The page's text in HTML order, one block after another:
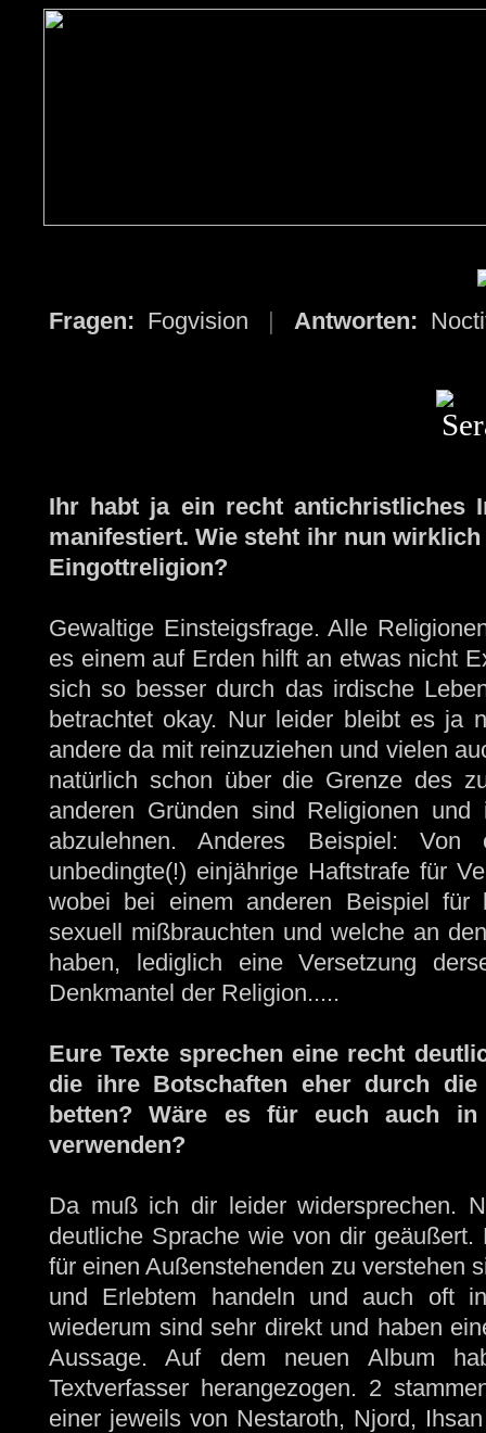
Fragen: Fogvision | Antworten:
Ihr habt ja ein recht antichristliches
manifestiert. Wie steht ihr nun
Eingottreligion?
Gewaltige Einsteigsfrage. Alle
es einem auf Erden hilft an etwas nicht
sich so besser durch das irdische
betrachtet okay. Nur leider bleibt es ja
andere da mit reinzuziehen und vielen
natürlich schon über die Grenze des
anderen Gründen sind Religionen
abzulehnen. Anderes Beispiel:
unbedingte(!) einjährige Haftstrafe für
wobei bei einem anderen Beispiel für
sexuell mißbrauchten und welche an
haben, lediglich eine Versetzung
Denkmantel der Religion.....
Eure Texte sprechen eine recht
die ihre Botschaften eher durch
betten? Wäre es für euch auch
verwenden?
Da muß ich dir leider widersprechen.
deutliche Sprache wie von dir
für einen Außenstehenden zu verstehen
und Erlebtem handeln und auch oft
wiederum sind sehr direkt und haben
Aussage. Auf dem neuen Album
Textverfasser herangezogen. 2
einer jeweils von Nestaroth, Njord,